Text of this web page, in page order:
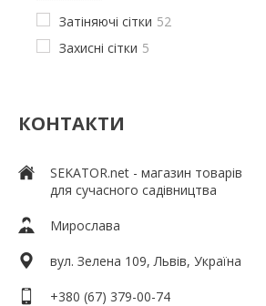
Затіняючі сітки 52
Захисні сітки 5
КОНТАКТИ
SEKATOR.net - магазин товарів
для сучасного садівництва
Мирослава
вул. Зелена 109, Львів, Україна
+380 (67) 379-00-74